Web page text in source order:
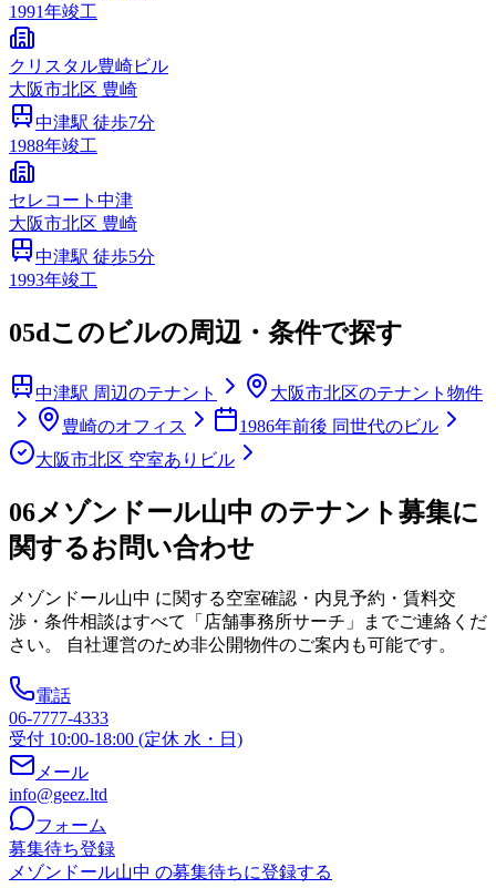
1991年竣工
クリスタル豊崎ビル
大阪市北区 豊崎
中津駅 徒歩7分
1988年竣工
セレコート中津
大阪市北区 豊崎
中津駅 徒歩5分
1993年竣工
05dこのビルの周辺・条件で探す
中津駅 周辺のテナント
大阪市北区のテナント物件
豊崎のオフィス
1986年前後 同世代のビル
大阪市北区 空室ありビル
06メゾンドール山中 のテナント募集に
関するお問い合わせ
メゾンドール山中 に関する空室確認・内見予約・賃料交
渉・条件相談はすべて「店舗事務所サーチ」までご連絡くだ
さい。 自社運営のため非公開物件のご案内も可能です。
電話
06-7777-4333
受付 10:00-18:00 (定休 水・日)
メール
info@geez.ltd
フォーム
募集待ち登録
メゾンドール山中 の募集待ちに登録する